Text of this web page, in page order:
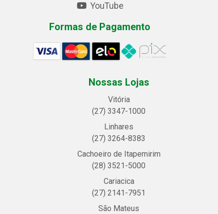
YouTube
Formas de Pagamento
Nossas Lojas
Vitória
(27) 3347-1000
Linhares
(27) 3264-8383
Cachoeiro de Itapemirim
(28) 3521-5000
Cariacica
(27) 2141-7951
São Mateus